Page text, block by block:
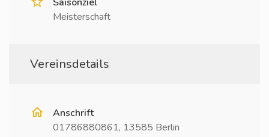
Meisterschaft
Vereinsdetails
Anschrift
01786880861, 13585 Berlin